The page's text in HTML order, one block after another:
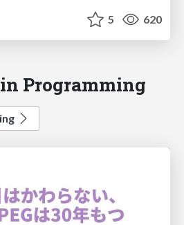
5 620
Programming